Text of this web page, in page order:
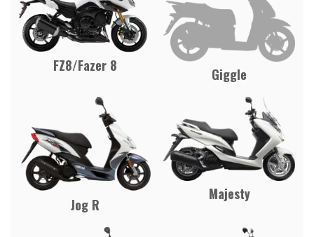
FZ8/Fazer 8
Giggle
Jog R
Majesty